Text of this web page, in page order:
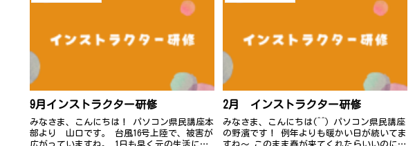
9月インストラクター研修
みなさま、こんにちは！ パソコン県民講座本
部より 山口です。 台風16号上陸で、被害が
2月 インストラクター研修
みなさま、こんにちは(^^) パソコン県民講座
の野濱です！ 例年よりも暖かい日が続いてま